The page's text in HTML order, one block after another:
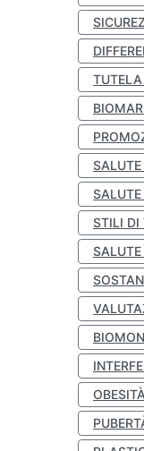
STILI DI